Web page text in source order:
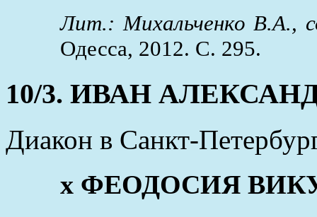
Лит.: Михальченко В.А.,
Одесса, 2012. С. 295.
10/3. ИВАН
Диакон в Санкт-
x ФЕОДОСИЯ